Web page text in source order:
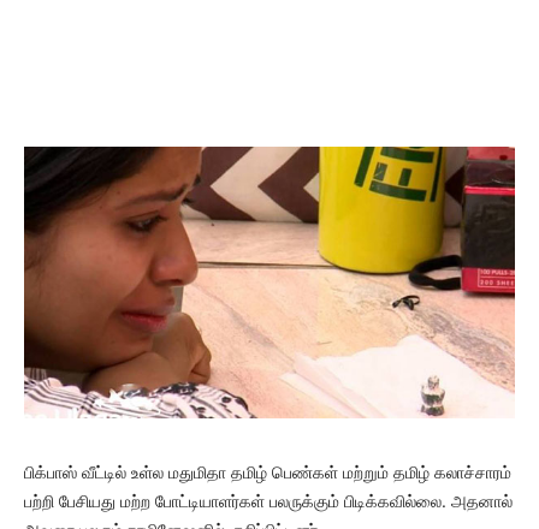
பிக்பாஸ் வீட்டில் உள்ல மதுமிதா தமிழ் பெண்கள் மற்றும் தமிழ் கலாச்சாரம்
பற்றி பேசியது மற்ற போட்டியாளர்கள் பலருக்கும் பிடிக்கவில்லை. அதனால்